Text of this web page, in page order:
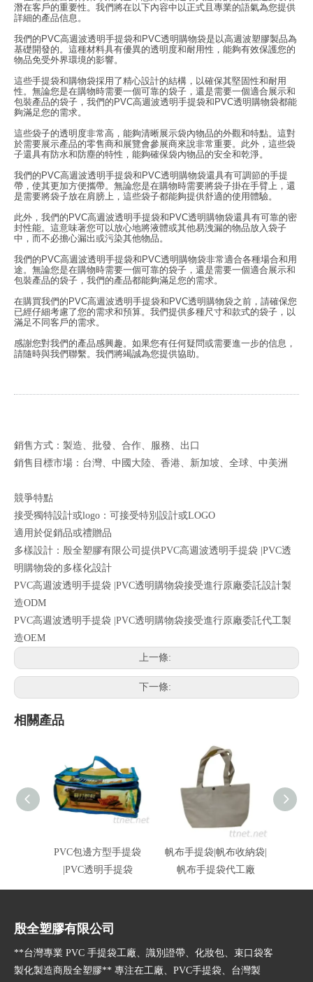
潛在客戶的重要性。我們將在以下內容中以正式且專業的語氣為您提供
詳細的產品信息。
我們的PVC高週波透明手提袋和PVC透明購物袋是以高週波塑膠製品為
基礎開發的。這種材料具有優異的透明度和耐用性，能夠有效保護您的
物品免受外界環境的影響。
這些手提袋和購物袋採用了精心設計的結構，以確保其堅固性和耐用
性。無論您是在購物時需要一個可靠的袋子，還是需要一個適合展示和
包裝產品的袋子，我們的PVC高週波透明手提袋和PVC透明購物袋都能
夠滿足您的需求。
這些袋子的透明度非常高，能夠清晰展示袋內物品的外觀和特點。這對
於需要展示產品的零售商和展覽會參展商來說非常重要。此外，這些袋
子還具有防水和防塵的特性，能夠確保袋內物品的安全和乾淨。
我們的PVC高週波透明手提袋和PVC透明購物袋還具有可調節的手提
帶，使其更加方便攜帶。無論您是在購物時需要將袋子掛在手臂上，還
是需要將袋子放在肩膀上，這些袋子都能夠提供舒適的使用體驗。
此外，我們的PVC高週波透明手提袋和PVC透明購物袋還具有可靠的密
封性能。這意味著您可以放心地將液體或其他易洩漏的物品放入袋子
中，而不必擔心漏出或污染其他物品。
我們的PVC高週波透明手提袋和PVC透明購物袋非常適合各種場合和用
途。無論您是在購物時需要一個可靠的袋子，還是需要一個適合展示和
包裝產品的袋子，我們的產品都能夠滿足您的需求。
在購買我們的PVC高週波透明手提袋和PVC透明購物袋之前，請確保您
已經仔細考慮了您的需求和預算。我們提供多種尺寸和款式的袋子，以
滿足不同客戶的需求。
感謝您對我們的產品感興趣。如果您有任何疑問或需要進一步的信息，
請隨時與我們聯繫。我們將竭誠為您提供協助。
銷售方式：製造、批發、合作、服務、出口
銷售目標市場：台灣、中國大陸、香港、新加坡、全球、中美洲
競爭特點
接受獨特設計或logo：可接受特別設計或LOGO
適用於促銷品或禮贈品
多樣設計：殷全塑膠有限公司提供PVC高週波透明手提袋 |PVC透
明購物袋的多樣化設計
PVC高週波透明手提袋 |PVC透明購物袋接受進行原廠委託設計製
造ODM
PVC高週波透明手提袋 |PVC透明購物袋接受進行原廠委託代工製
造OEM
上一條:
下一條:
相關產品
PVC包邊方型手提袋
|PVC透明手提袋
帆布手提袋|帆布收納袋|
帆布手提袋代工廠
殷全塑膠有限公司
**台灣專業 PVC 手提袋工廠、識別證帶、化妝包、束口袋客
製化製造商殷全塑膠** 專注在工廠、PVC手提袋、台灣製